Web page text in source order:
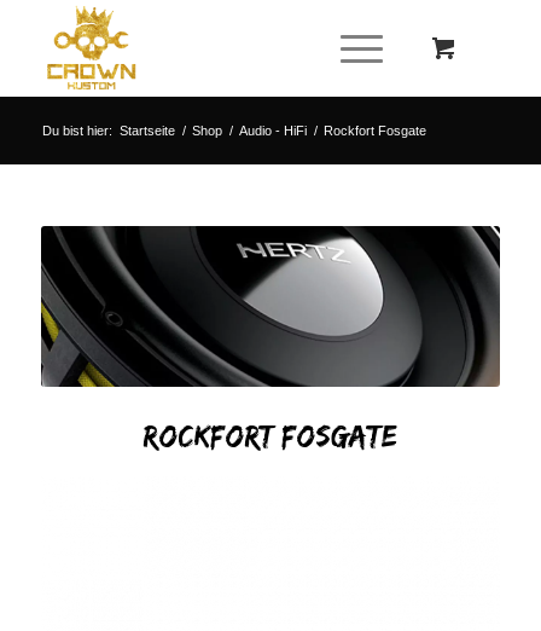
Du bist hier: Startseite / Shop / Audio - HiFi / Rockfort Fosgate
Rockfort Fosgate